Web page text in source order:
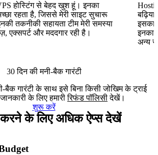
होस्टिंग से बेहद खुश हूं। इनका
रहता है, जिससे मेरी साइट सुचारू
तकनीकी सहायता टीम मेरी समस्या
एक्सपर्ट और मददगार रही है।
इसका
इनका
अन्य
30 दिन की मनी-बैक गारंटी
बैक गारंटी के साथ इसे बिना किसी जोखिम के ट्राई
के लिए हमारीरिफंड पॉलिसीदेखें।
शुरू करें
करने के लिए अधिक ऐप्स देखें